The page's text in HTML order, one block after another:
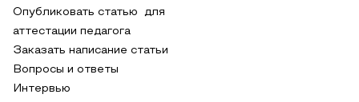
Опубликовать статью для
аттестации педагога
Заказать написание статьи
Вопросы и ответы
Интервью